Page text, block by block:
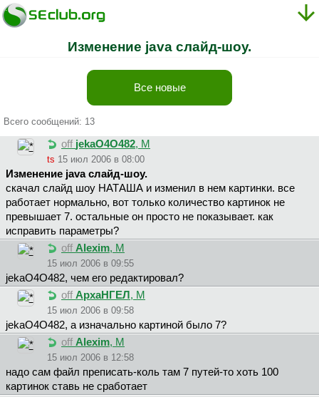
Изменение java слайд-шоу.
Все новые
Всего сообщений: 13
off jekaO4O482, М
ts 15 июл 2006 в 08:00
Изменение java слайд-шоу.
скачал слайд шоу НАТАША и изменил в нем картинки. все
работает нормально, вот только количество картинок не
превышает 7. остальные он просто не показывает. как
исправить параметры?
off Alexim, М
15 июл 2006 в 09:55
jekaO4O482, чем его редактировал?
off ApxaHГEЛ , М
15 июл 2006 в 09:58
jekaO4O482, а изначально картиной было 7?
off Alexim, М
15 июл 2006 в 12:58
надо сам файл преписать-коль там 7 путей-то хоть 100
картинок ставь не сработает